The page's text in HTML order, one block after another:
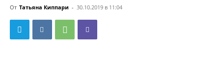
От Татьяна Киппари - 30.10.2019 в 11:04